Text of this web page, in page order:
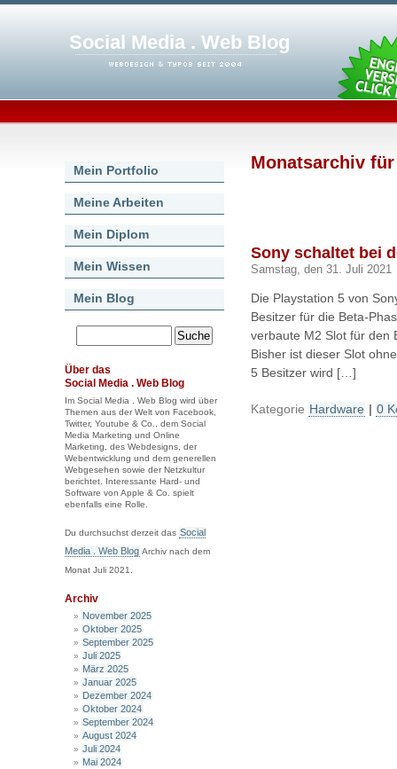
Social Media . Web Blog
Mein Portfolio
Meine Arbeiten
Mein Diplom
Mein Wissen
Mein Blog
Über das
Social Media . Web Blog
Im Social Media . Web Blog wird über
Themen aus der Welt von Facebook,
Twitter, Youtube & Co., dem Social
Media Marketing und Online
Marketing, des Webdesigns, der
Webentwicklung und dem generellen
Webgesehen sowie der Netzkultur
berichtet. Interessante Hard- und
Software von Apple & Co. spielt
ebenfalls eine Rolle.
Du durchsuchst derzeit das Social
Media . Web Blog Archiv nach dem
Monat Juli 2021.
Archiv
November 2025
Oktober 2025
September 2025
Juli 2025
März 2025
Januar 2025
Dezember 2024
Oktober 2024
September 2024
August 2024
Juli 2024
Mai 2024
Monatsarchiv
Sony schaltet bei
Samstag, den 31. Juli 2021
Die Playstation 5 von
Besitzer für die Beta-
verbaute M2 Slot für den
Bisher ist dieser Slot
5 Besitzer wird […]
Kategorie Hardware | 0